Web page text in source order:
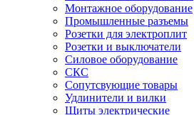
Монтажное оборудование
Промышленные разъемы
Розетки для электроплит
Розетки и выключатели
Силовое оборудование
СКС
Сопутсвующие товары
Удлинители и вилки
Щиты электрические